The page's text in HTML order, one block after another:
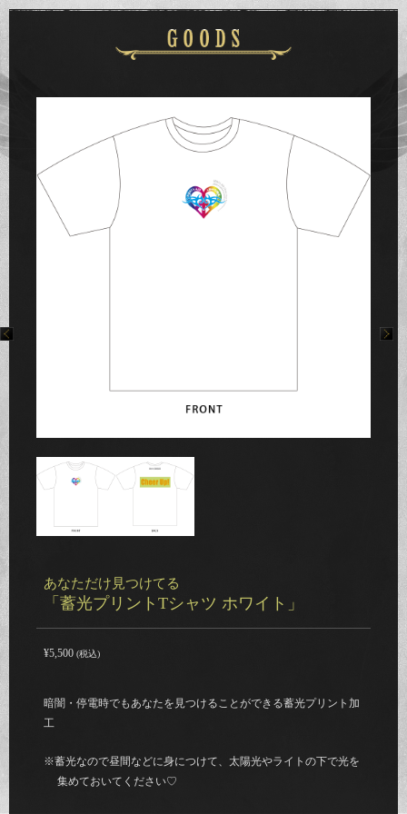
あなただけ見つけてる
「蓄光プリントTシャツ ホワイト」
¥5,500 (税込)
暗闇・停電時でもあなたを見つけることができる蓄光プリント加
工
※蓄光なので昼間などに身につけて、太陽光やライトの下で光を
集めておいてください♡